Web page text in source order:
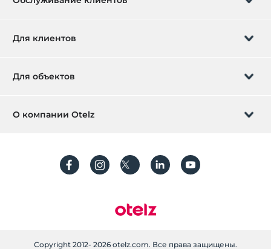
Часто задаваемые вопросы
Для клиентов
Подарочная карта
Зарегистрироваться
Для объектов
Добавьте ваш отель
О компании Otelz
Текст разъяснения
Copyright 2012- 2026 otelz.com. Все права защищены.